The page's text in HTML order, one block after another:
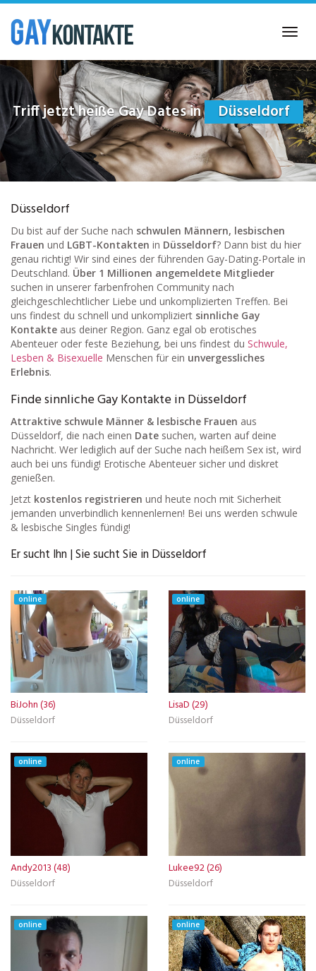
Skip
main
content
Triff jetzt heiße Gay Dates in Düsseldorf
Düsseldorf
Du bist auf der Suche nach schwulen Männern, lesbischen
Frauen und LGBT-Kontakten in Düsseldorf? Dann bist du hier
genau richtig! Wir sind eines der führenden Gay-Dating-Portale in
Deutschland. Über 1 Millionen angemeldete Mitglieder
suchen in unserer farbenfrohen Community nach
gleichgeschlechtlicher Liebe und unkomplizierten Treffen. Bei
uns findest du schnell und unkompliziert sinnliche Gay
Kontakte aus deiner Region. Ganz egal ob erotisches
Abenteuer oder feste Beziehung, bei uns findest du Schwule,
Lesben & Bisexuelle Menschen für ein unvergessliches
Erlebnis.
Finde sinnliche Gay Kontakte in Düsseldorf
Attraktive schwule Männer & lesbische Frauen aus
Düsseldorf, die nach einen Date suchen, warten auf deine
Nachricht. Wer lediglich auf der Suche nach heißem Sex ist, wird
auch bei uns fündig! Erotische Abenteuer sicher und diskret
genießen.
Jetzt kostenlos registrieren und heute noch mit Sicherheit
jemanden unverbindlich kennenlernen! Bei uns werden schwule
& lesbische Singles fündig!
Er sucht Ihn | Sie sucht Sie in Düsseldorf
online
BiJohn (36)
Düsseldorf
online
LisaD (29)
Düsseldorf
online
Andy2013 (48)
Düsseldorf
online
Lukee92 (26)
Düsseldorf
online online